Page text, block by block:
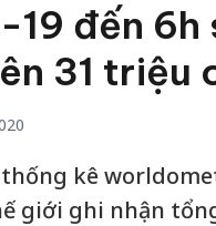
19 đến
31 triệu
kê
giới ghi nhận